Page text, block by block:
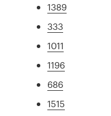
1389
333
1011
1196
686
1515